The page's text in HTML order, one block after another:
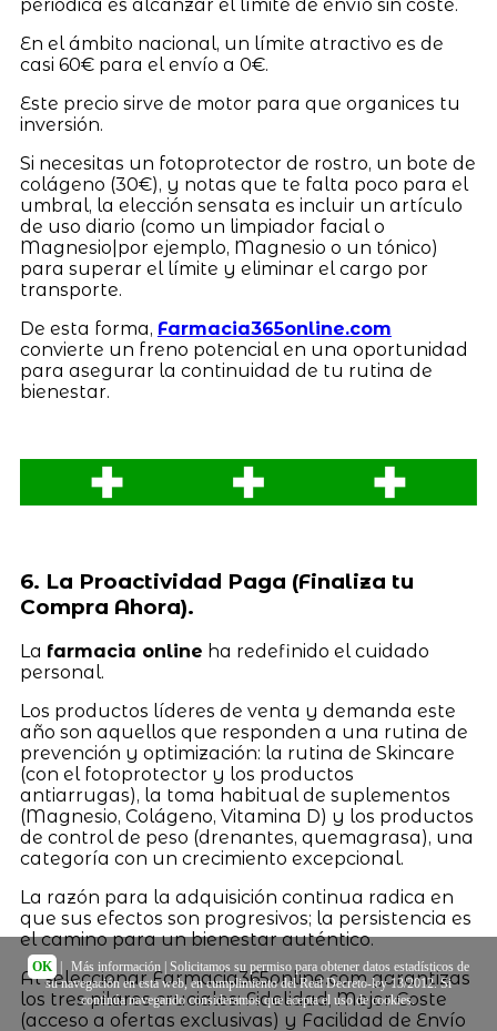
periódica es alcanzar el límite de envío sin coste.
En el ámbito nacional, un límite atractivo es de
casi 60€ para el envío a 0€.
Este precio sirve de motor para que organices tu
inversión.
Si necesitas un fotoprotector de rostro, un bote de
colágeno (30€), y notas que te falta poco para el
umbral, la elección sensata es incluir un artículo
de uso diario (como un limpiador facial o
Magnesio|por ejemplo, Magnesio o un tónico)
para superar el límite y eliminar el cargo por
transporte.
De esta forma, Farmacia365online.com
convierte un freno potencial en una oportunidad
para asegurar la continuidad de tu rutina de
bienestar.
6. La Proactividad Paga (Finaliza tu
Compra Ahora).
La farmacia online ha redefinido el cuidado
personal.
Los productos líderes de venta y demanda este
año son aquellos que responden a una rutina de
prevención y optimización: la rutina de Skincare
(con el fotoprotector y los productos
antiarrugas), la toma habitual de suplementos
(Magnesio, Colágeno, Vitamina D) y los productos
de control de peso (drenantes, quemagrasa), una
categoría con un crecimiento excepcional.
La razón para la adquisición continua radica en
que sus efectos son progresivos; la persistencia es
el camino para un bienestar auténtico.
Al seleccionar Farmacia365online.com garantizas
los tres pilares cruciales: Fidelidad, Mejor Coste
(acceso a ofertas exclusivas) y Facilidad de Envío
OK Más información| Solicitamos su permiso para obtener datos estadísticos de
su navegación en esta web, en cumplimiento del Real Decreto-ley 13/2012. Si
continúa navegando consideramos que acepta el uso de cookies.